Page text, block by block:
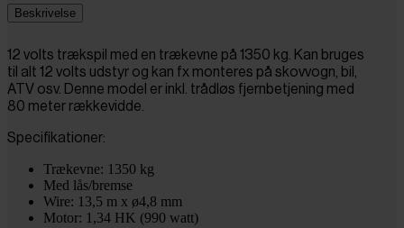
Beskrivelse
12 volts trækspil med en trækevne på 1350 kg. Kan bruges
til alt 12 volts udstyr og kan fx monteres på skovvogn, bil,
ATV osv. Denne model er inkl. trådløs fjernbetjening med
80 meter rækkevidde.
Specifikationer:
Trækevne: 1350 kg
Med lås/bremse
Wire: 13,5 m x ø4,8 mm
Motor: 1,34 HK (990 watt)